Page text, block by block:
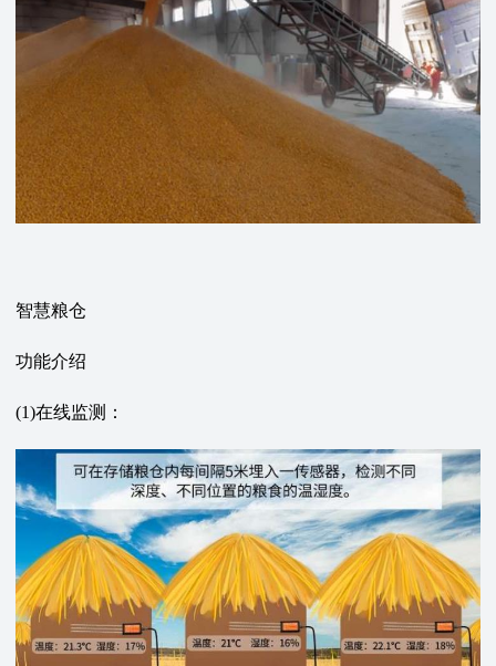
智慧粮仓
功能介绍
(1)在线监测：